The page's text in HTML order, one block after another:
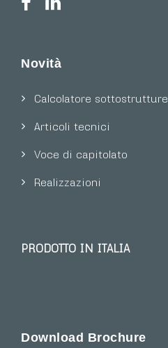
Novità
Calcolatore sottostrutture
Articoli tecnici
Voce di capitolato
Realizzazioni
PRODOTTO IN ITALIA
Download Brochure